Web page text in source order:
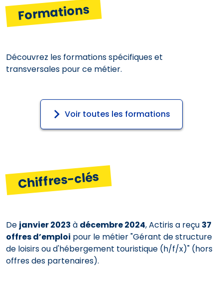
Formations
Découvrez les formations spécifiques et
transversales pour ce métier.
Voir toutes les formations
Chiffres-clés
De janvier 2023 à décembre 2024, Actiris a reçu 37
offres d’emploi pour le métier "Gérant de structure
de loisirs ou d'hébergement touristique (h/f/x)" (hors
offres des partenaires).